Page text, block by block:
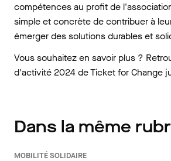
compétences au profit de
simple et concrète de contribuer à
émerger des solutions durables et
Vous souhaitez en savoir plus ?
d'activité 2024 de Ticket for Change
Dans la même
MOBILITÉ SOLIDAIRE